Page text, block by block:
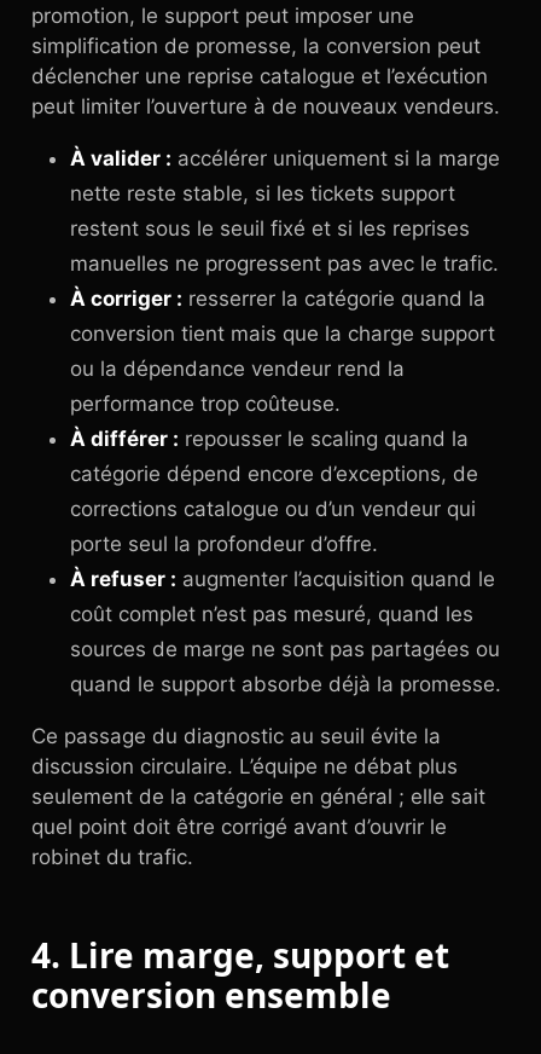
promotion, le support peut imposer une
simplification de promesse, la conversion peut
déclencher une reprise catalogue et l’exécution
peut limiter l’ouverture à de nouveaux vendeurs.
À valider : accélérer uniquement si la marge
nette reste stable, si les tickets support
restent sous le seuil fixé et si les reprises
manuelles ne progressent pas avec le trafic.
À corriger : resserrer la catégorie quand la
conversion tient mais que la charge support
ou la dépendance vendeur rend la
performance trop coûteuse.
À différer : repousser le scaling quand la
catégorie dépend encore d’exceptions, de
corrections catalogue ou d’un vendeur qui
porte seul la profondeur d’offre.
À refuser : augmenter l’acquisition quand le
coût complet n’est pas mesuré, quand les
sources de marge ne sont pas partagées ou
quand le support absorbe déjà la promesse.
Ce passage du diagnostic au seuil évite la
discussion circulaire. L’équipe ne débat plus
seulement de la catégorie en général ; elle sait
quel point doit être corrigé avant d’ouvrir le
robinet du trafic.
4. Lire marge, support et
conversion ensemble